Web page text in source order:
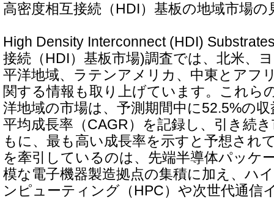
高密度相互接続（HDI）基板の地域市場の
High Density Interconnect (HDI)
接続（HDI）基板市場)調査では、北米、
平洋地域、ラテンアメリカ、中東とアフ
関する情報も取り上げています。これら
洋地域の市場は、予測期間中に52.5%の
平均成長率（CAGR）を記録し、引き続
もに、最も高い成長率を示すと予想され
を牽引しているのは、先端半導体パッケ
模な電子機器製造拠点の集積に加え、ハ
ンピューティング（HPC）や次世代通信